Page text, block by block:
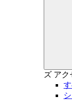
ズ アク